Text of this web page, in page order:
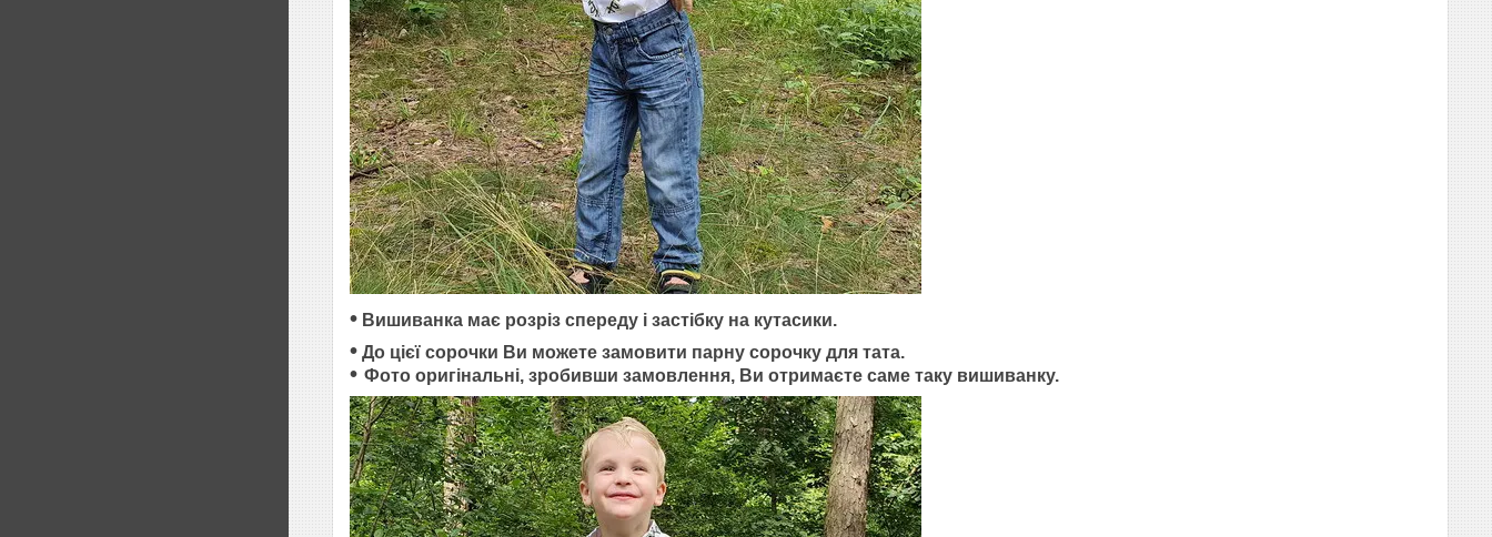
• Вишиванка має розріз спереду і застібку на кутасики.
• До цієї сорочки Ви можете замовити парну сорочку для тата.
• Фото оригінальні, зробивши замовлення, Ви отримаєте саме таку вишиванку.